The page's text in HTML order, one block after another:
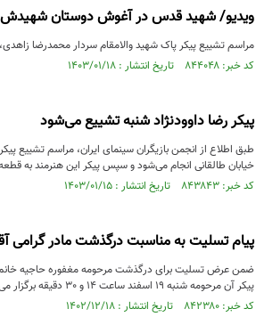
ویدیو/ شهید قدس در آغوش دوستان شهیدش
مراسم تشییع پیکر پاک شهید والامقام سردار محمدرضا زاهدی، امروز شنبه ۱۸ فروردین با حضور پرشور و گسترده مردم
کد خبر: ۸۴۴۰۴۸ تاریخ انتشار : ۱۴۰۳/۰۱/۱۸
پیکر رضا داوودنژاد شنبه تشییع می‌شود
خیابان طالقانی انجام می‌شود و سپس پیکر این هنرمند به
کد خبر: ۸۴۳۸۴۳ تاریخ انتشار : ۱۴۰۳/۰۱/۱۵
پیام تسلیت به مناسبت درگذشت مادر گرامی
ضمن عرض تسلیت برای درگذشت مرحومه مغفوره حاجیه خانم
پیکر آن مرحومه شنبه 19 اسفند ساعت 14 و 30 دقیقه برگزار می شود.
کد خبر: ۸۴۲۳۸۰ تاریخ انتشار : ۱۴۰۲/۱۲/۱۸